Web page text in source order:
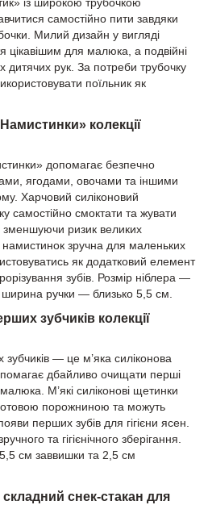
самостійно пити завдяки
Милий дизайн у вигляді
цікавішим для малюка, а подвійні
дитячих рук. За потреби трубочку
поїльник як
колекції
допомагає безпечно
ягодами, овочами та іншими
Харчовий силіконовий
самостійно смоктати та жувати
ризик великих
намистинок зручна для маленьких
як додатковий елемент
зубів. Розмір ніблера —
ручки — близько 5,5 см.
зубчиків колекції
— це м’яка силіконова
дбайливо очищати перші
М’які силіконові щетинки
порожниною та можуть
перших зубів для гігієни ясен.
та гігієнічного зберігання.
см заввишки та 2,5 см
снек-стакан для